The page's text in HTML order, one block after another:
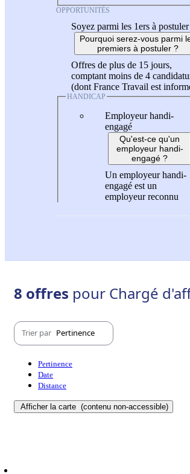
OPPORTUNITÉS
Soyez parmi les 1ers à postuler
Pourquoi serez-vous parmi
premiers à postuler ?
Offres de plus de 15 jours,
comptant moins de 4
(dont France Travail est
HANDICAP
Employeur handi-
engagé
Qu'est-ce qu'un
employeur handi-
engagé ?
Un employeur handi-
engagé est un
employeur reconnu
8 offres pour Chargé
Trier par Pertinence
Pertinence
Date
Distance
Afficher la carte (contenu non-accessible)